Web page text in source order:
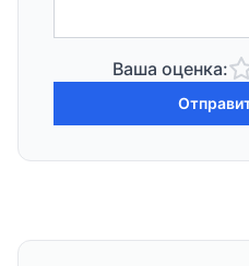
Ваша оценка: